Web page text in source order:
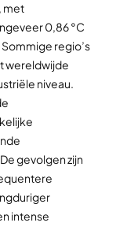
met
0,86 °C
regio’s
wereldwijde
niveau.
gevolgen zijn
intense